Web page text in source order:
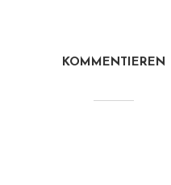
KOMMENTIEREN